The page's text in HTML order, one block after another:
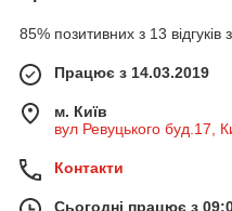
85% позитивних з 13 відгуків
Працює з 14.03.2019
м. Київ
вул Ревуцького буд.17,
Контакти
Сьогодні працює з